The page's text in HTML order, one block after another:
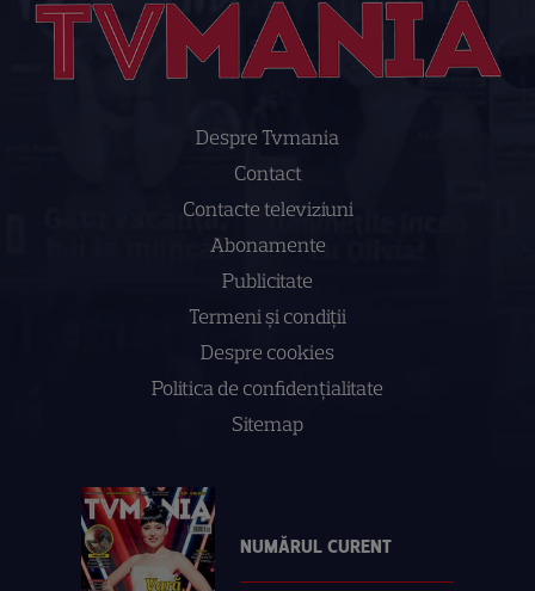
Despre Tvmania
Contact
Contacte televiziuni
Abonamente
Publicitate
Termeni și condiții
Despre cookies
Politica de confidenţialitate
Sitemap
NUMĂRUL CURENT